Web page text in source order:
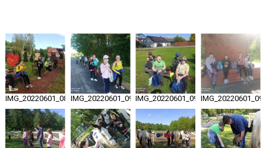
IMG_20220601_083519IMG_20220601_090524IMG_20220601_092533